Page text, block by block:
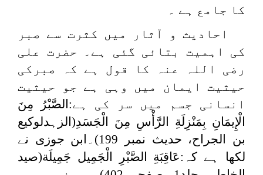
کا جامع ہے ۔
احادیث و آثار میں کثرت سے صبر
کی اہمیت بتائی گئی ہے۔ حضرت علی
رضی اللہ عنہ کا قول ہے کہ صبرکی
حیثیت ایمان میں وہی ہے جو حیثیت
انسانی جسم میں سر کی ہے: الصَّبْرُ ‌مِنَ
‌الْإِيمَانِ بِمَنْزِلَةِ الرَّأْسِ مِنَ الْجَسَدِ(الزہدلوکیع
بن الجراح، حدیث نمبر 199)۔ابن جوزی نے
لکھا ہے کہ:عَاقِبَةِ الصَّبْرِ الْجَمِيل جَمِيلَة(صيد